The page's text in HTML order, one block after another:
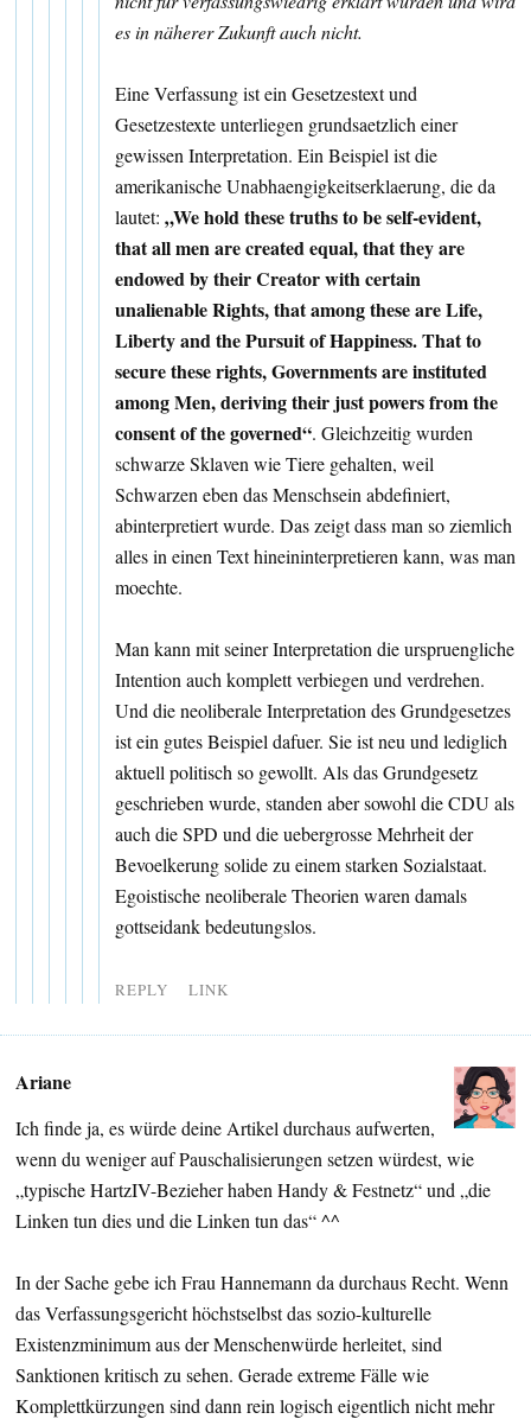
es in näherer Zukunft auch nicht.
Eine Verfassung ist ein Gesetzestext und
Gesetzestexte unterliegen grundsaetzlich einer
gewissen Interpretation. Ein Beispiel ist die
amerikanische Unabhaengigkeitserklaerung, die da
lautet: „We hold these truths to be self-evident,
that all men are created equal, that they are
endowed by their Creator with certain
unalienable Rights, that among these are Life,
Liberty and the Pursuit of Happiness. That to
secure these rights, Governments are instituted
among Men, deriving their just powers from the
consent of the governed“. Gleichzeitig wurden
schwarze Sklaven wie Tiere gehalten, weil
Schwarzen eben das Menschsein abdefiniert,
abinterpretiert wurde. Das zeigt dass man so ziemlich
alles in einen Text hineininterpretieren kann, was man
moechte.
Man kann mit seiner Interpretation die urspruengliche
Intention auch komplett verbiegen und verdrehen.
Und die neoliberale Interpretation des Grundgesetzes
ist ein gutes Beispiel dafuer. Sie ist neu und lediglich
aktuell politisch so gewollt. Als das Grundgesetz
geschrieben wurde, standen aber sowohl die CDU als
auch die SPD und die uebergrosse Mehrheit der
Bevoelkerung solide zu einem starken Sozialstaat.
Egoistische neoliberale Theorien waren damals
gottseidank bedeutungslos.
REPLY LINK
Ariane
Ich finde ja, es würde deine Artikel durchaus aufwerten,
wenn du weniger auf Pauschalisierungen setzen würdest, wie
„typische HartzIV-Bezieher haben Handy & Festnetz“ und „die
Linken tun dies und die Linken tun das“ ^^
In der Sache gebe ich Frau Hannemann da durchaus Recht. Wenn
das Verfassungsgericht höchstselbst das sozio-kulturelle
Existenzminimum aus der Menschenwürde herleitet, sind
Sanktionen kritisch zu sehen. Gerade extreme Fälle wie
Komplettkürzungen sind dann rein logisch eigentlich nicht mehr